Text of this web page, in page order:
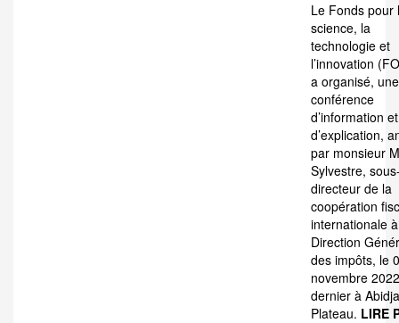
Le Fonds pour
science, la
technologie et
l’innovation
a organisé, une
conférence
d’information et
d’explication,
par monsieur
Sylvestre,
directeur de la
coopération
internationale
Direction
des impôts, le
novembre 2022
dernier à
Plateau. LIRE